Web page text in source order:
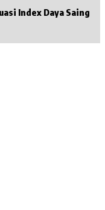
Index Daya Saing